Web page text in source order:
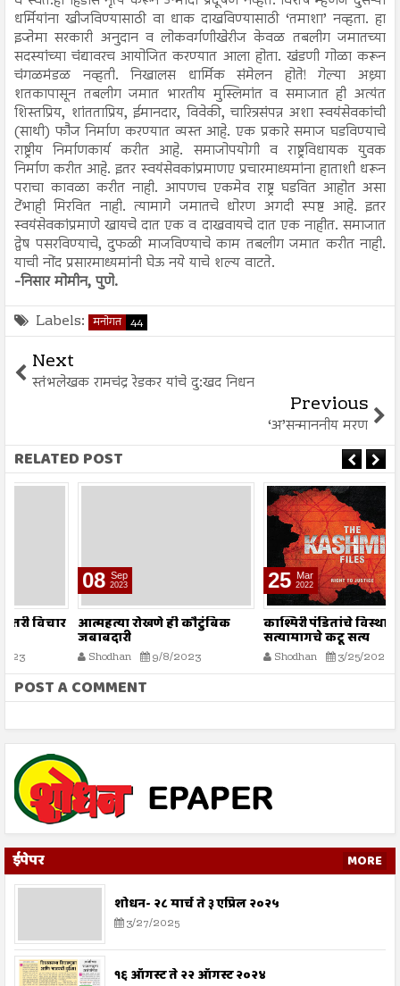
धर्मियांना खीजविण्यासाठी वा धाक दाखविण्यासाठी ‘तमाशा’ नव्हता. हा
इज्तेमा सरकारी अनुदान व लोकवर्गणीखेरीज केवळ तबलीग जमातच्या
सदस्यांच्या चंद्यावरच आयोजित करण्यात आला होता. खंडणी गोळा करून
चंगळमंडळ नव्हती. निखालस धार्मिक संमेलन होते! गेल्या अध्र्या
शतकापासून तबलीग जमात भारतीय मुस्लिमांत व समाजात ही अत्यंत
शिस्तप्रिय, शांतताप्रिय, ईमानदार, विवेकी, चारित्रसंपन्न अशा स्वयंसेवकांची
(साथी) फौज निर्माण करण्यात व्यस्त आहे. एक प्रकारे समाज घडविण्याचे
राष्ट्रीय निर्माणकार्य करीत आहे. समाजोपयोगी व राष्ट्रविधायक युवक
निर्माण करीत आहे. इतर स्वयंसेवकांप्रमाणए प्रचारमाध्यमांना हाताशी धरून
पराचा कावळा करीत नाही. आपणच एकमेव राष्ट्र घडवित आहोत असा
टेंभाही मिरवित नाही. त्यामागे जमातचे धोरण अगदी स्पष्ट आहे. इतर
स्वयंसेवकांप्रमाणे खायचे दात एक व दाखवायचे दात एक नाहीत. समाजात
द्वेष पसरविण्याचे, दुफळी माजविण्याचे काम तबलीग जमात करीत नाही.
याची नोंद प्रसारमाध्यमांनी घेऊ नये याचे शल्य वाटते.
-निसार मोमीन, पुणे.
Labels: मनोगत 44
Next
स्तंभलेखक रामचंद्र रेडकर यांचे दु:खद निधन
Previous
‘अ’सन्माननीय मरण
RELATED POST
आत्महत्या रोखणे ही कौटुंबिक
9/8/2023
काश्मिरी पंडितांचे विस्थापन,
सत्यामागचे कटू सत्य
3/25/2022
POST A COMMENT
ईपेपर MORE
शोधन- २८ मार्च ते ३ एप्रिल २०२५
3/27/2025
१६ ऑगस्ट ते २२ ऑगस्ट २०२४